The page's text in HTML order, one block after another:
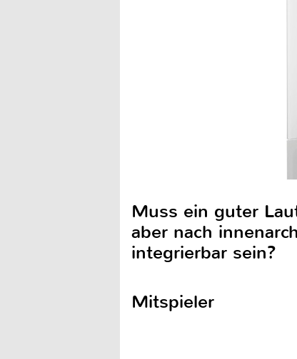
Muss ein guter
aber nach
integrierbar sein?
Mitspieler